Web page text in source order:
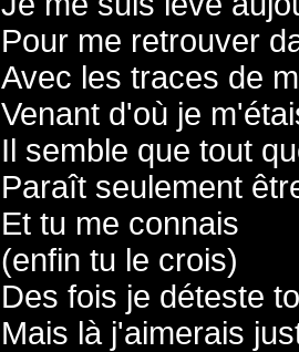
Pour me retrouver
Avec les traces de
Venant d'où je
Il semble que tout
Paraît seulement
Et tu me connais
(enfin tu le crois)
Des fois je déteste
Mais là j'aimerais